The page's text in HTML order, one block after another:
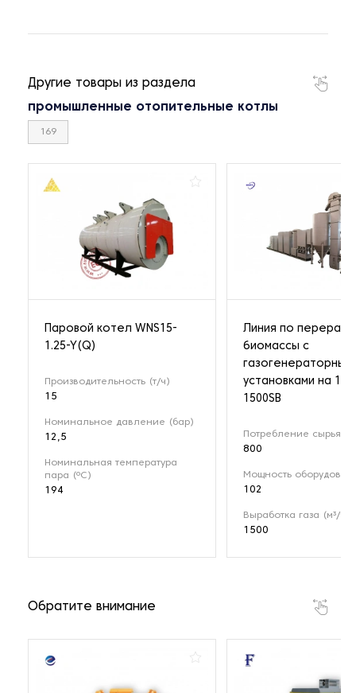
Другие товары из раздела
промышленные отопительные котлы
169
Паровой котел WNS15-
1.25-Y(Q)
Производительность (т/ч)
15
Номинальное давление (бар)
12,5
Номинальная температура
пара (ºС)
194
Линия по
биомассы с
установками на 1
1500SB
Потребление сырья
800
Мощность
102
Выработка газа (м³/ч)
1500
Обратите внимание